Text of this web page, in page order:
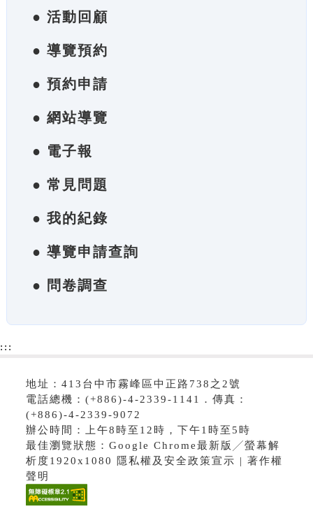
● 活動回顧
● 導覽預約
● 預約申請
● 網站導覽
● 電子報
● 常見問題
● 我的紀錄
● 導覽申請查詢
● 問卷調查
:::
地址：413台中市霧峰區中正路738之2號
電話總機：(+886)-4-2339-1141．傳真：
(+886)-4-2339-9072
辦公時間：上午8時至12時，下午1時至5時
最佳瀏覽狀態：Google Chrome最新版╱螢幕解
析度1920x1080 隱私權及安全政策宣示 | 著作權
聲明